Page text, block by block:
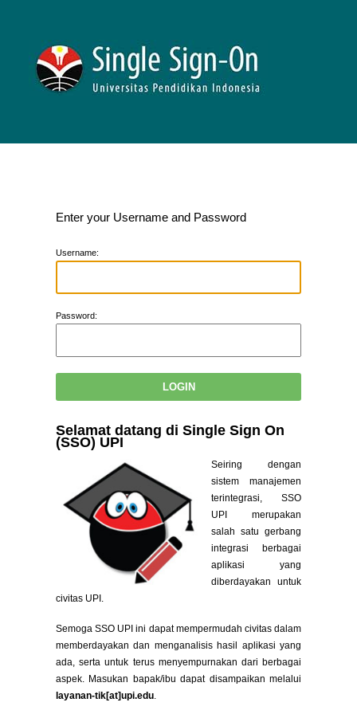
Enter your Username and Password
Username:
Password:
Selamat datang di Single Sign On
(SSO) UPI
Seiring dengan
sistem manajemen
terintegrasi, SSO
UPI merupakan
salah satu gerbang
integrasi berbagai
aplikasi yang
diberdayakan untuk
civitas UPI.
Semoga SSO UPI ini dapat mempermudah civitas dalam
memberdayakan dan menganalisis hasil aplikasi yang
ada, serta untuk terus menyempurnakan dari berbagai
aspek. Masukan bapak/ibu dapat disampaikan melalui
layanan-tik[at]upi.edu.